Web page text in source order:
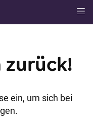
ein, um sich bei